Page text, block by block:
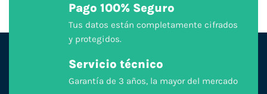
Pago 100% Seguro
Tus datos están completamente cifrados
y protegidos.
Servicio técnico
Garantía de 3 años, la mayor del mercado